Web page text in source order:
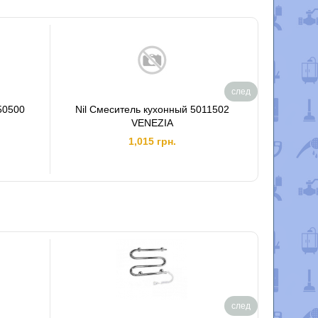
Nil Смеситель кухонный 5011502
VENEZIA
1,015 грн.
след
след